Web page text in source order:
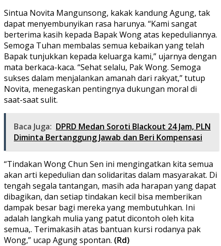
Sintua Novita Mangunsong, kakak kandung Agung, tak
dapat menyembunyikan rasa harunya. “Kami sangat
berterima kasih kepada Bapak Wong atas kepeduliannya.
Semoga Tuhan membalas semua kebaikan yang telah
Bapak tunjukkan kepada keluarga kami,” ujarnya dengan
mata berkaca-kaca. “Sehat selalu, Pak Wong. Semoga
sukses dalam menjalankan amanah dari rakyat,” tutup
Novita, menegaskan pentingnya dukungan moral di
saat-saat sulit.
Baca Juga: DPRD Medan Soroti Blackout 24 Jam, PLN
Diminta Bertanggung Jawab dan Beri Kompensasi
“Tindakan Wong Chun Sen ini mengingatkan kita semua
akan arti kepedulian dan solidaritas dalam masyarakat. Di
tengah segala tantangan, masih ada harapan yang dapat
dibagikan, dan setiap tindakan kecil bisa memberikan
dampak besar bagi mereka yang membutuhkan. Ini
adalah langkah mulia yang patut dicontoh oleh kita
semua,. Terimakasih atas bantuan kursi rodanya pak
Wong,” ucap Agung spontan. (Rd)